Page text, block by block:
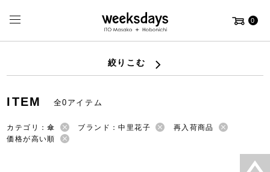
0
絞りこむ
ITEM 全0アイテム
カテゴリ：傘 ブランド：中里花子
再入荷商品
価格が高い順